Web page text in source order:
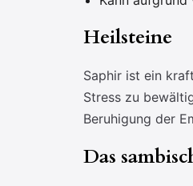
Heilsteine
Saphir ist ein
Stress zu
Beruhigung der
Das